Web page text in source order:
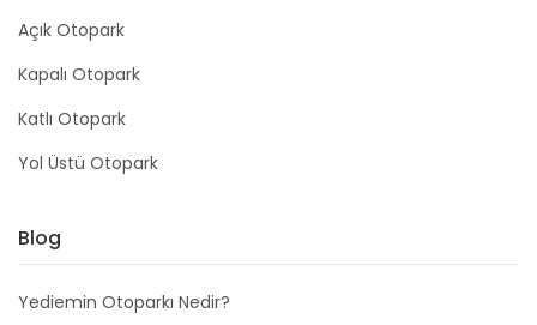
Açık Otopark
Kapalı Otopark
Katlı Otopark
Yol Üstü Otopark
Blog
Yediemin Otoparkı Nedir?